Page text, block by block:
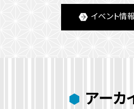
イベント情
アーカ